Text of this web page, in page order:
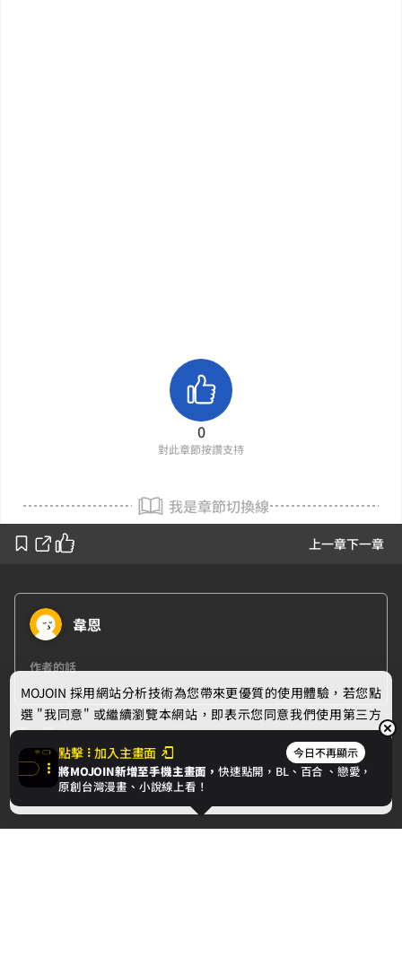
上一章下一章
0
對此章節按讚支持
我是章節切換線
韋恩
作者的話
下一章
牆角的兔子
點擊 加入主畫面 今日不再顯示
將MOJOIN新增至手機主畫面，快速點開，BL、 百合 、戀愛，
原創台灣漫畫、小說線上看！
MOJOIN 採用網站分析技術為您帶來更優質的使用體驗，若您點
選 "我同意" 或繼續瀏覽本網站，即表示您同意我們使用第三方
Cookie，欲瞭解更多資訊請見隱私權政策。
我同意